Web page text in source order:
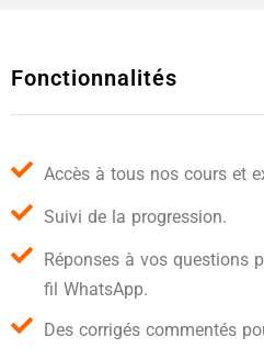
Fonctionnalités
Accès à tous nos cours et
Suivi de la progression.
Réponses à vos questions
fil WhatsApp.
Des corrigés commentés